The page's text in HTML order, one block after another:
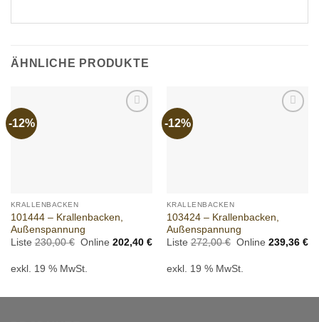
ÄHNLICHE PRODUKTE
-12%
KRALLENBACKEN
101444 – Krallenbacken,
Außenspannung
Liste 230,00€ Ursprünglicher
230,00 €
Online 202,40 €Aktueller
202,40 €.
exkl. 19 % MwSt.
-12%
KRALLENBACKEN
103424 – Krallenbacken,
Außenspannung
Liste 272,00€ Ursprünglicher
272,00 €
Online 239,36 €
exkl. 19 % MwSt.